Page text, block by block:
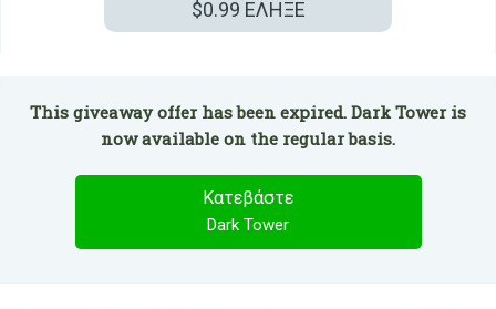
$0.99 ΕΛΗΞΕ
This giveaway offer has been expired. Dark Tower is
now available on the regular basis.
Κατεβάστε
Dark Tower